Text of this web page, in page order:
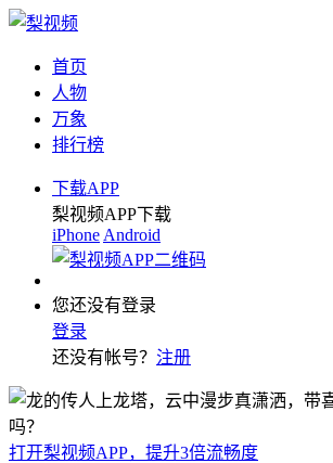
首页
人物
万象
排行榜
下载APP
梨视频APP下载
iPhone Android
您还没有登录
登录
还没有帐号？ 注册
打开梨视频APP，提升3倍流畅度